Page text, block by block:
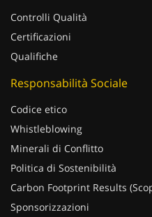
Controlli Qualità
Certificazioni
Qualifiche
Responsabilità Sociale
Codice etico
Whistleblowing
Minerali di Conflitto
Politica di Sostenibilità
Carbon Footprint Results
Sponsorizzazioni